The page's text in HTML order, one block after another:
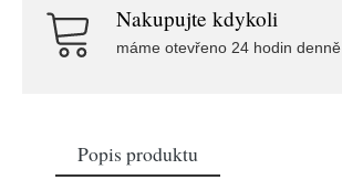
Nakupujte kdykoli
máme otevřeno 24 hodin denně
Popis produktu